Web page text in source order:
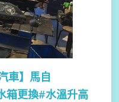
車】馬自
箱更換#水溫升高